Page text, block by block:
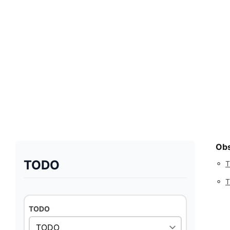
TODO
TODO
◦
◦